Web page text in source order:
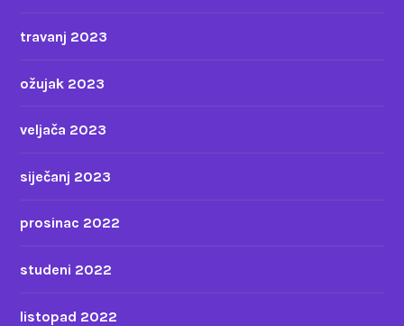
travanj 2023
ožujak 2023
veljača 2023
siječanj 2023
prosinac 2022
studeni 2022
listopad 2022